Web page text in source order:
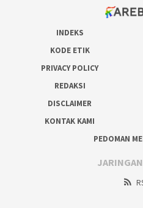
INDEKS
KODE ETIK
PRIVACY POLICY
REDAKSI
DISCLAIMER
KONTAK KAMI
PEDOMAN